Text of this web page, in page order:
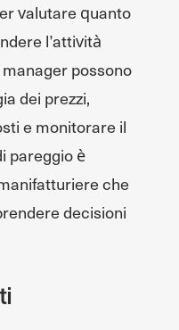
valutare quanto
l’attività
possono
dei prezzi,
e monitorare il
pareggio è
che
decisioni